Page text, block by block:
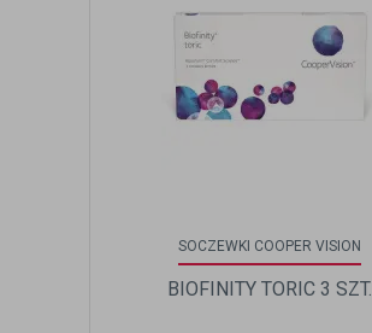
SOCZEWKI COOPER VISION
BIOFINITY TORIC 3 SZT.